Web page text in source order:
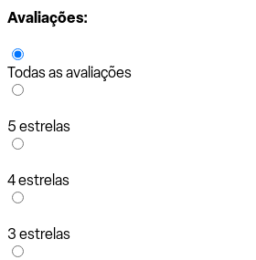
Avaliações:
Todas as avaliações
5 estrelas
4 estrelas
3 estrelas